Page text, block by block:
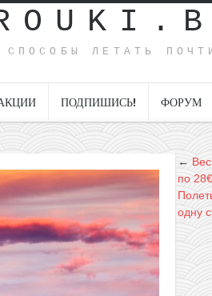
ЛЕТАТЬ
ПОДПИШИСЬ! ФОРУМ
←
по
одну